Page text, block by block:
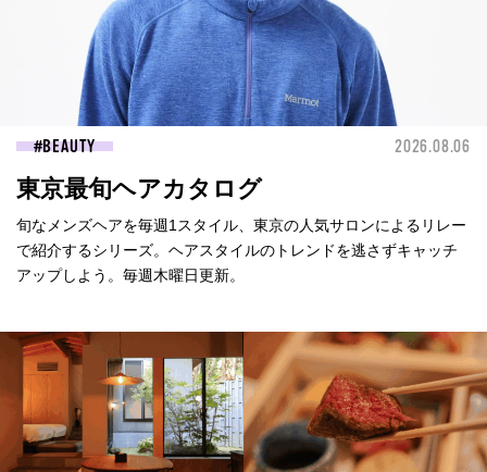
BEAUTY 2026.08.06
東京最旬ヘアカタログ
旬なメンズヘアを毎週1スタイル、東京の人気サロンによるリレー
で紹介するシリーズ。ヘアスタイルのトレンドを逃さずキャッチ
アップしよう。毎週木曜日更新。